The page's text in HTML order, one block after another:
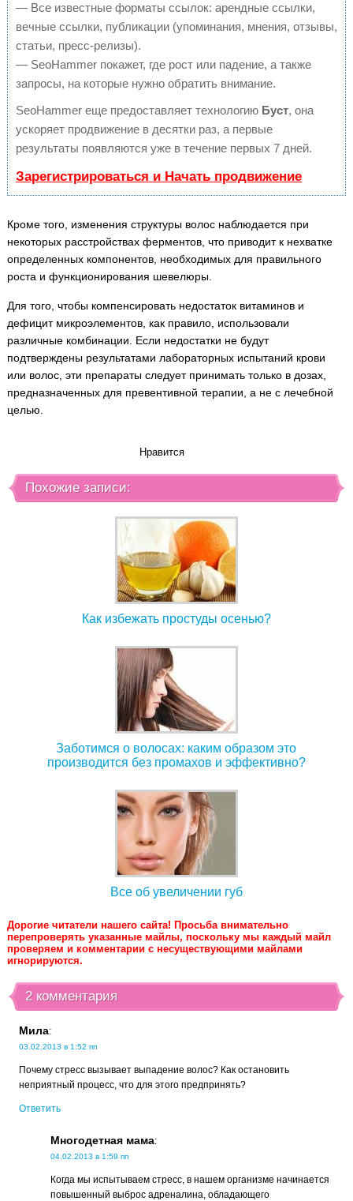
— Все известные форматы ссылок: арендные ссылки,
вечные ссылки, публикации (упоминания, мнения, отзывы,
статьи, пресс-релизы).
— SeoHammer покажет, где рост или падение, а также
запросы, на которые нужно обратить внимание.
SeoHammer еще предоставляет технологию Буст, она
ускоряет продвижение в десятки раз, а первые
результаты появляются уже в течение первых 7 дней.
Зарегистрироваться и Начать продвижение
Кроме того, изменения структуры волос наблюдается при
некоторых расстройствах ферментов, что приводит к нехватке
определенных компонентов, необходимых для правильного
роста и функционирования шевелюры.
Для того, чтобы компенсировать недостаток витаминов и
дефицит микроэлементов, как правило, использовали
различные комбинации. Если недостатки не будут
подтверждены результатами лабораторных испытаний крови
или волос, эти препараты следует принимать только в дозах,
предназначенных для превентивной терапии, а не с лечебной
целью.
Нравится
Похожие записи:
Как избежать простуды осенью?
Заботимся о волосах: каким образом это
производится без промахов и эффективно?
Все об увеличении губ
Дорогие читатели нашего сайта! Просьба внимательно
перепроверять указанные майлы, поскольку мы каждый майл
проверяем и комментарии с несуществующими майлами
игнорируются.
2 комментария
Мила:
03.02.2013 в 1:52 пп
Почему стресс вызывает выпадение волос? Как остановить
неприятный процесс, что для этого предпринять?
Ответить
Многодетная мама:
04.02.2013 в 1:59 пп
Когда мы испытываем стресс, в нашем организме начинается
повышенный выброс адреналина, обладающего